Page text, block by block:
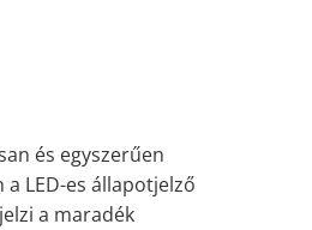
és egyszerűen
LED-es állapotjelző
a maradék